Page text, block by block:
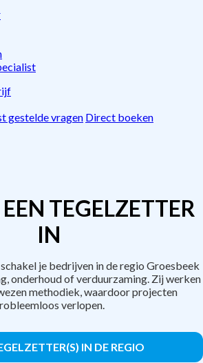
gestelde vragen Direct boeken
TEGELZETTER
IN
je bedrijven in de regio Groesbeek
onderhoud of verduurzaming. Zij werken
methodiek, waardoor projecten
verlopen.
IN DE REGIO